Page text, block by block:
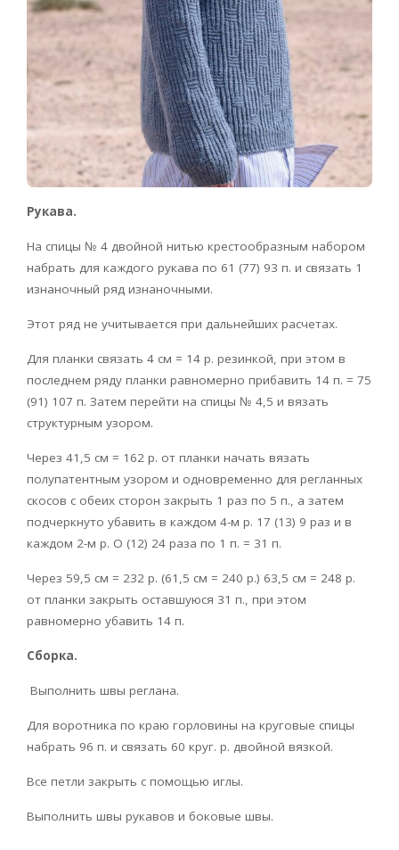
Рукава.
На спицы № 4 двойной нитью крестообразным набором
набрать для каждого рукава по 61 (77) 93 п. и связать 1
изнаночный ряд изнаночными.
Этот ряд не учитывается при дальнейших расчетах.
Для планки связать 4 см = 14 р. резинкой, при этом в
последнем ряду планки равномерно прибавить 14 п. = 75
(91) 107 п. Затем перейти на спицы № 4,5 и вязать
структурным узором.
Через 41,5 см = 162 р. от планки начать вязать
полупатентным узором и одновременно для регланных
скосов с обеих сторон закрыть 1 раз по 5 п., а затем
подчеркнуто убавить в каждом 4-м р. 17 (13) 9 раз и в
каждом 2-м р. О (12) 24 раза по 1 п. = 31 п.
Через 59,5 см = 232 р. (61,5 см = 240 р.) 63,5 см = 248 р.
от планки закрыть оставшуюся 31 п., при этом
равномерно убавить 14 п.
Сборка.
Выполнить швы реглана.
Для воротника по краю горловины на круговые спицы
набрать 96 п. и связать 60 круг. р. двойной вязкой.
Все петли закрыть с помощью иглы.
Выполнить швы рукавов и боковые швы.